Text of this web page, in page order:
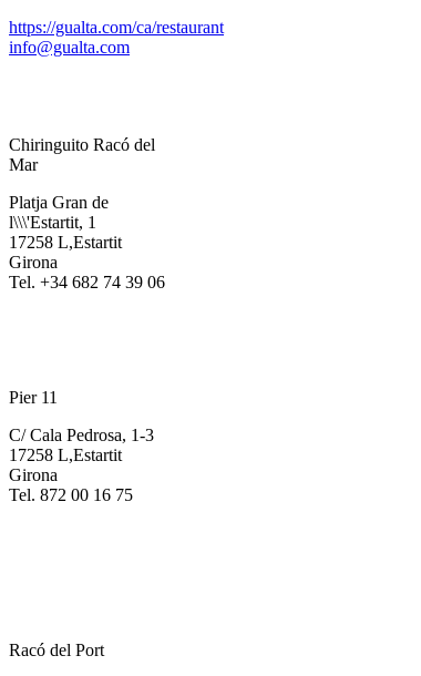
https://gualta.com/ca/restaurant
info@gualta.com
Chiringuito Racó del
Mar
Platja Gran de
l\\\'Estartit, 1
17258 L,Estartit
Girona
Tel. +34 682 74 39 06
Pier 11
C/ Cala Pedrosa, 1-3
17258 L,Estartit
Girona
Tel. 872 00 16 75
Racó del Port